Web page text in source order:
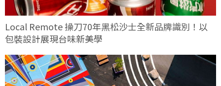
Local Remote 操刀70年黑松沙士全新品牌識別！以
包裝設計展現台味新美學